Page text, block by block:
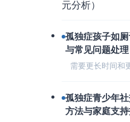
元分析）
孤独症孩子如
与常见问题处理
需要更长时间和
孤独症青少年
方法与家庭支